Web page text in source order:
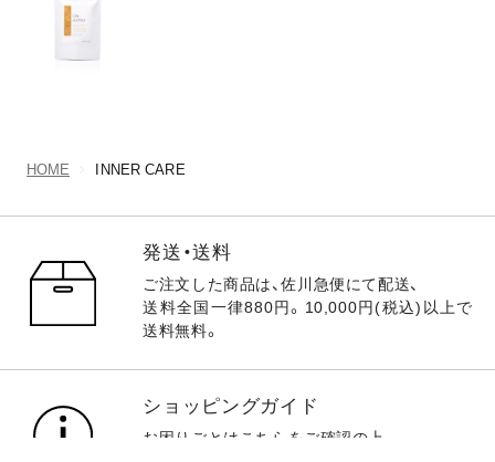
HOME INNER CARE
発送・送料
ご注文した商品は、佐川急便にて配送、
送料全国一律880円。10,000円(税込)以上で
送料無料。
ショッピングガイド
お困りごとは こちら をご確認の上、